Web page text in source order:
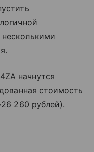
начнутся
стоимость
260 рублей).